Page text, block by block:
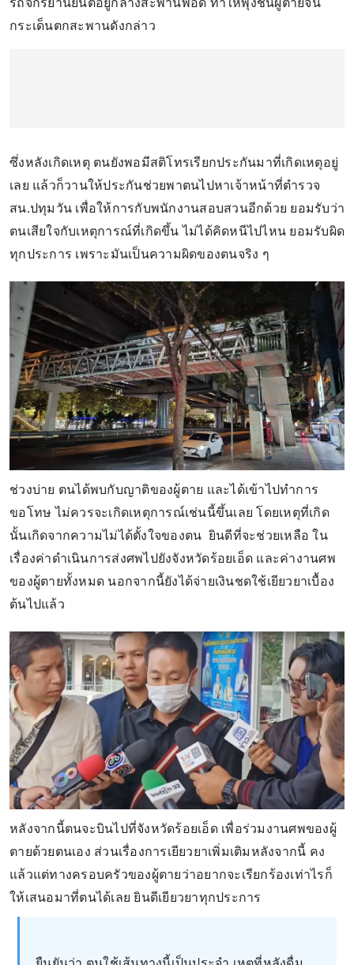
รถจักรยานยนต์อยู่กลางสะพานพอดี ทำให้พุ่งชนผู้ตายจน
กระเด็นตกสะพานดังกล่าว
ซึ่งหลังเกิดเหตุ ตนยังพอมีสติโทรเรียกประกันมาที่เกิดเหตุอยู่
เลย แล้วก็วานให้ประกันช่วยพาตนไปหาเจ้าหน้าที่ตำรวจ
สน.ปทุมวัน เพื่อให้การกับพนักงานสอบสวนอีกด้วย ยอมรับว่า
ตนเสียใจกับเหตุการณ์ที่เกิดขึ้น ไม่ได้คิดหนีไปไหน ยอมรับผิด
ทุกประการ เพราะมันเป็นความผิดของตนจริง ๆ
ช่วงบ่าย ตนได้พบกับญาติของผู้ตาย และได้เข้าไปทำการ
ขอโทษ ไม่ควรจะเกิดเหตุการณ์เช่นนี้ขึ้นเลย โดยเหตุที่เกิด
นั้นเกิดจากความไม่ได้ตั้งใจของตน ยินดีที่จะช่วยเหลือ ใน
เรื่องค่าดำเนินการส่งศพไปยังจังหวัดร้อยเอ็ด และค่างานศพ
ของผู้ตายทั้งหมด นอกจากนี้ยังได้จ่ายเงินชดใช้เยียวยาเบื้อง
ต้นไปแล้ว
หลังจากนี้ตนจะบินไปที่จังหวัดร้อยเอ็ด เพื่อร่วมงานศพของผู้
ตายด้วยตนเอง ส่วนเรื่องการเยียวยาเพิ่มเติมหลังจากนี้ คง
แล้วแต่ทางครอบครัวของผู้ตายว่าอยากจะเรียกร้องเท่าไรก็
ให้เสนอมาที่ตนได้เลย ยินดีเยียวยาทุกประการ